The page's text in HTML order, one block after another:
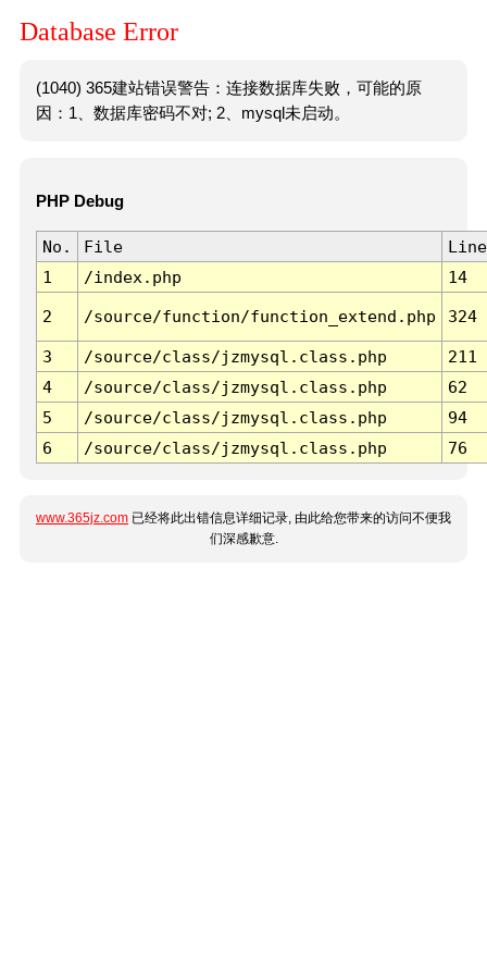
Database Error
(1040) 365建站错误警告：连接数据库失败，可能的原
因：1、数据库密码不对; 2、mysql未启动。
PHP Debug
No. File
Line
1
/index.php 14
2 /source/function/function_extend.php 324
3 /source/class/jzmysql.class.php
211
4
/source/class/jzmysql.class.php
62
5
/source/class/jzmysql.class.php
94
6
/source/class/jzmysql.class.php 76
www.365jz.com 已经将此出错信息详细记录, 由此给您带来的访问不便我
们深感歉意.